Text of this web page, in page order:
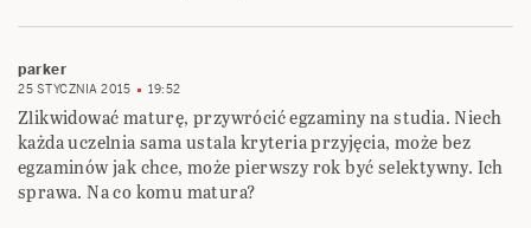
parker
25 STYCZNIA 2015 19:52
Zlikwidować maturę, przywrócić egzaminy na studia. Niech
każda uczelnia sama ustala kryteria przyjęcia, może bez
egzaminów jak chce, może pierwszy rok być selektywny. Ich
sprawa. Na co komu matura?